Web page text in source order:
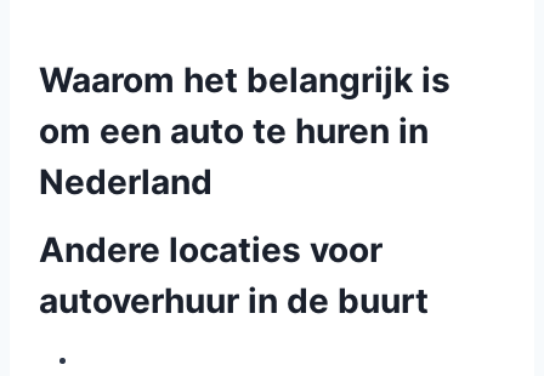
Waarom het belangrijk is
om een auto te huren in
Nederland
Andere locaties voor
autoverhuur in de buurt